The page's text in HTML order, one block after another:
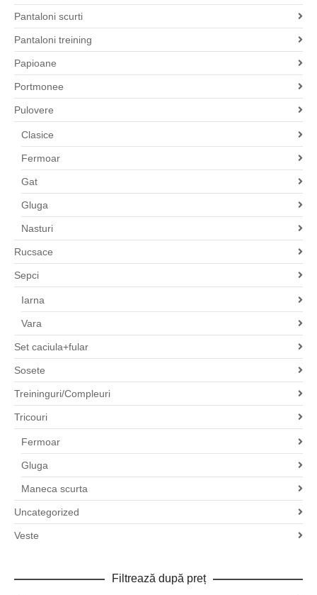
Pantaloni scurti
Pantaloni treining
Papioane
Portmonee
Pulovere
Clasice
Fermoar
Gat
Gluga
Nasturi
Rucsace
Sepci
Iarna
Vara
Set caciula+fular
Sosete
Treininguri/Compleuri
Tricouri
Fermoar
Gluga
Maneca scurta
Uncategorized
Veste
Filtrează după preț